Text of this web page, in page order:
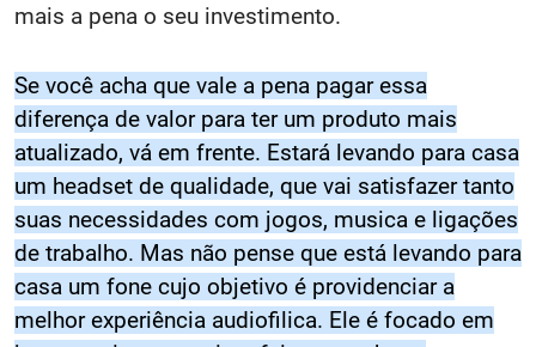
mais a pena o seu investimento.
Se você acha que vale a pena pagar essa
diferença de valor para ter um produto mais
atualizado, vá em frente. Estará levando para casa
um headset de qualidade, que vai satisfazer tanto
suas necessidades com jogos, musica e ligações
de trabalho. Mas não pense que está levando para
casa um fone cujo objetivo é providenciar a
melhor experiência audiofilica. Ele é focado em